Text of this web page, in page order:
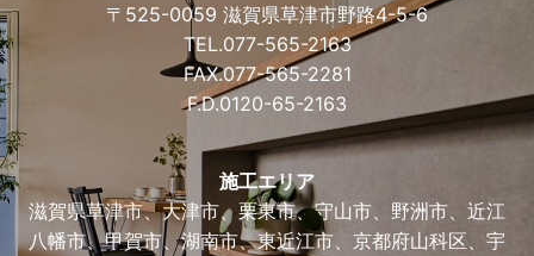
〒525-0059 滋賀県草津市野路4-5-6
TEL.077-565-2163
FAX.077-565-2281
F.D.0120-65-2163
施工エリア
滋賀県草津市、大津市、栗東市、守山市、野洲市、近江
八幡市、甲賀市、湖南市、東近江市、京都府山科区、宇